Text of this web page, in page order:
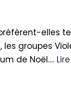
elles
les groupes
de Noël.…